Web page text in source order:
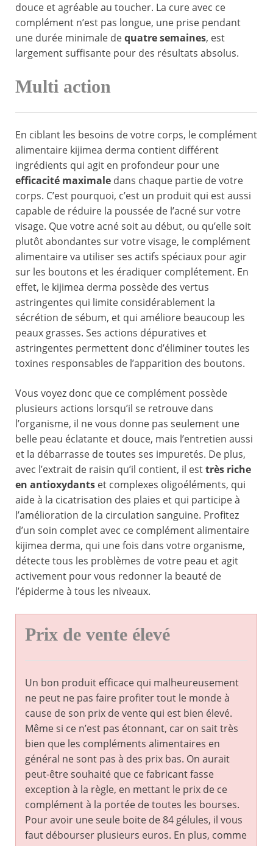
douce et agréable au toucher. La cure avec ce
complément n’est pas longue, une prise pendant
une durée minimale dequatre semaines, est
largement suffisante pour des résultats absolus.
Multi action
En ciblant les besoins de votre corps, le complément
alimentaire kijimea derma contient différent
ingrédients qui agit en profondeur pour une
efficacité maximale dans chaque partie de votre
corps. C’est pourquoi, c’est un produit qui est aussi
capable de réduire la poussée de l’acné sur votre
visage. Que votre acné soit au début, ou qu’elle soit
plutôt abondantes sur votre visage, le complément
alimentaire va utiliser ses actifs spéciaux pour agir
sur les boutons et les éradiquer complétement. En
effet, le kijimea derma possède des vertus
astringentes qui limite considérablement la
sécrétion de sébum, et qui améliore beaucoup les
peaux grasses. Ses actions dépuratives et
astringentes permettent donc d’éliminer toutes les
toxines responsables de l’apparition des boutons.
Vous voyez donc que ce complément possède
plusieurs actions lorsqu’il se retrouve dans
l’organisme, il ne vous donne pas seulement une
belle peau éclatante et douce, mais l’entretien aussi
et la débarrasse de toutes ses impuretés. De plus,
avec l’extrait de raisin qu’il contient, il esttrès riche
en antioxydants et complexes oligoéléments, qui
aide à la cicatrisation des plaies et qui participe à
l’amélioration de la circulation sanguine. Profitez
d’un soin complet avec ce complément alimentaire
kijimea derma, qui une fois dans votre organisme,
détecte tous les problèmes de votre peau et agit
activement pour vous redonner la beauté de
l’épiderme à tous les niveaux.
Prix de vente élevé
Un bon produit efficace qui malheureusement
ne peut ne pas faire profiter tout le monde à
cause de son prix de vente qui est bien élevé.
Même si ce n’est pas étonnant, car on sait très
bien que les compléments alimentaires en
général ne sont pas à des prix bas. On aurait
peut-être souhaité que ce fabricant fasse
exception à la règle, en mettant le prix de ce
complément à la portée de toutes les bourses.
Pour avoir une seule boite de 84 gélules, il vous
faut débourser plusieurs euros. En plus, comme